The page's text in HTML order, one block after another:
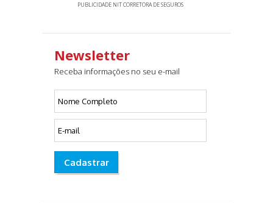
PUBLICIDADE NIT CORRETORA DE SEGUROS
Newsletter
Receba informações no seu e-mail
Cadastrar